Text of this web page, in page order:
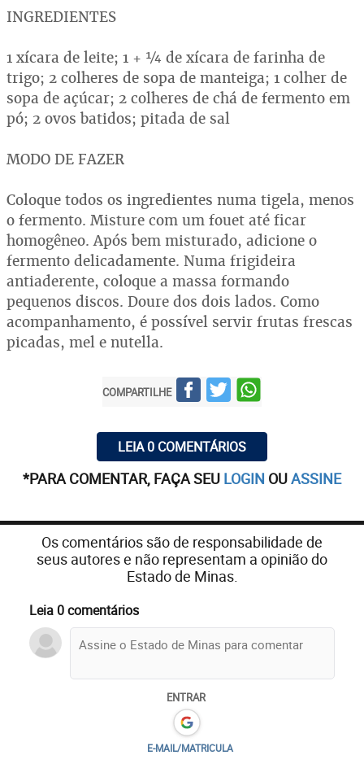
INGREDIENTES
1 xícara de leite; 1 + ¼ de xícara de farinha de
trigo; 2 colheres de sopa de manteiga; 1 colher de
sopa de açúcar; 2 colheres de chá de fermento em
pó; 2 ovos batidos; pitada de sal
MODO DE FAZER
Coloque todos os ingredientes numa tigela, menos
o fermento. Misture com um fouet até ficar
homogêneo. Após bem misturado, adicione o
fermento delicadamente. Numa frigideira
antiaderente, coloque a massa formando
pequenos discos. Doure dos dois lados. Como
acompanhamento, é possível servir frutas frescas
picadas, mel e nutella.
COMPARTILHE
LEIA 0 COMENTÁRIOS
*PARA COMENTAR, FAÇA SEU LOGIN OUASSINE
Os comentários são de responsabilidade de
seus autores e não representam a opinião do
Estado de Minas.
Leia 0 comentários
ENTRAR
E-MAIL/MATRICULA